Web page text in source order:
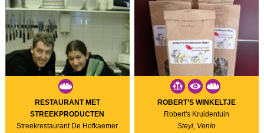
RESTAURANT MET
STREEKPRODUCTEN
Streekrestaurant De Hofkaemer
ROBERT’S WINKELTJE
Robert's Kruidentuin
Steyl, Venlo